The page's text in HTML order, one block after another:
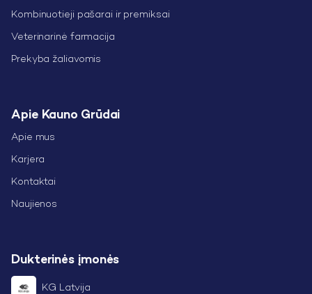
Kombinuotieji pašarai ir premiksai
Veterinarinė farmacija
Prekyba žaliavomis
Apie Kauno Grūdai
Apie mus
Karjera
Kontaktai
Naujienos
Dukterinės įmonės
KG Latvija